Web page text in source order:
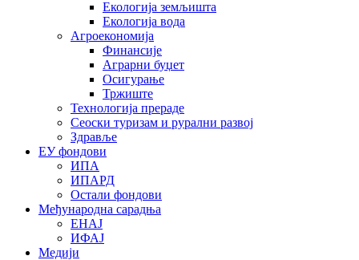
Екологија земљишта
Екологија вода
Агроекономија
Финансије
Аграрни буџет
Осигурање
Тржиште
Технологија прераде
Сеоски туризам и рурални развој
Здравље
ЕУ фондови
ИПА
ИПАРД
Остали фондови
Међународна сарадња
ЕНАЈ
ИФАЈ
Медији